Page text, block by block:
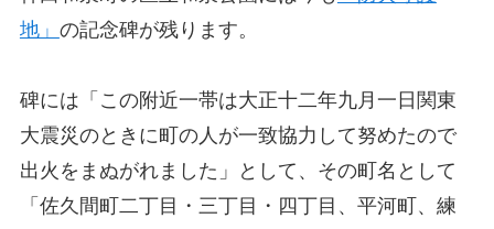
地」 の記念碑が残ります。
碑には「この附近一帯は大正十二年九月一日関東
大震災のときに町の人が一致協力して努めたので
出火をまぬがれました」として、その町名として
「佐久間町二丁目・三丁目・四丁目、平河町、練